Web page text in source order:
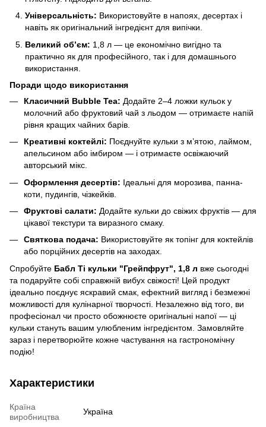
Універсальність: Використовуйте в напоях, десертах і
навіть як оригінальний інгредієнт для випічки.
Великий об’єм: 1,8 л — це економічно вигідно та
практично як для професійного, так і для домашнього
використання.
Поради щодо використання
Класичний Bubble Tea: Додайте 2–4 ложки кульок у
молочний або фруктовий чай з льодом — отримаєте напій
рівня кращих чайних барів.
Креативні коктейлі: Поєднуйте кульки з м’ятою, лаймом,
апельсином або імбиром — і отримаєте освіжаючий
авторський мікс.
Оформлення десертів: Ідеальні для морозива, панна-
коти, пудингів, чізкейків.
Фруктові салати: Додайте кульки до свіжих фруктів — для
цікавої текстури та виразного смаку.
Святкова подача: Використовуйте як топінг для коктейлів
або порційних десертів на заходах.
Спробуйте Бабл Ті кульки "Грейпфрут", 1,8 л вже сьогодні
та подаруйте собі справжній вибух свіжості! Цей продукт
ідеально поєднує яскравий смак, ефектний вигляд і безмежні
можливості для кулінарної творчості. Незалежно від того, ви
професіонал чи просто обожнюєте оригінальні напої — ці
кульки стануть вашим улюбленим інгредієнтом. Замовляйте
зараз і перетворюйте кожне частування на гастрономічну
подію!
Характеристики
Країна
виробництва
Україна